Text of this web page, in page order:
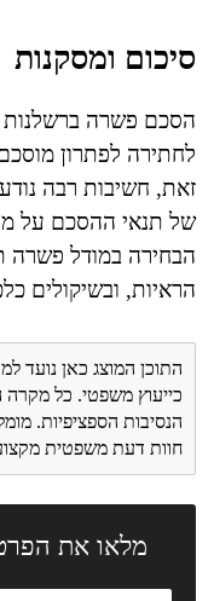
סיכום ומסקנות
הסכם פשרה ברשלנות
לחתירה לפתרון
זאת, חשיבות רבה
של תנאי ההסכם על
הבחירה במודל פשרה
הראיות, ובשיקולים
התוכן המוצג כאן נועד
כייעוץ משפטי. כל מקרה
הנסיבות הספציפיות.
חוות דעת משפטית
מלאו את